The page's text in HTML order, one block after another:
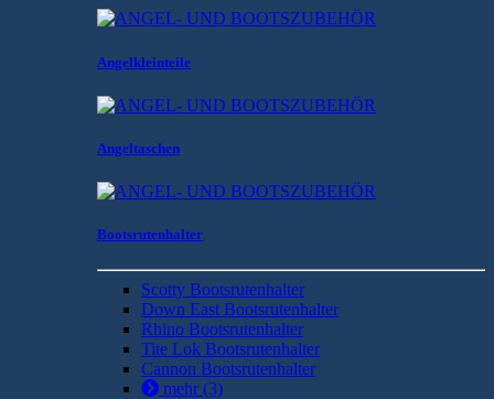
Angelkleinteile
Angeltaschen
Bootsrutenhalter
Scotty Bootsrutenhalter
Down East Bootsrutenhalter
Rhino Bootsrutenhalter
Tite Lok Bootsrutenhalter
Cannon Bootsrutenhalter
mehr(3)